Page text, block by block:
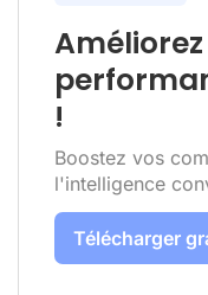
!
Boostez vos
l'intelligence
Télécharger